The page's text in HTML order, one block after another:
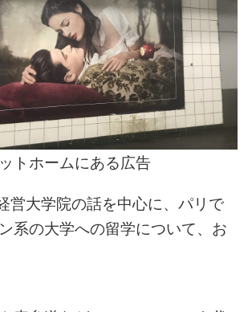
トホームにある広告
営大学院の話を中心に、パリで
系の大学への留学について、お